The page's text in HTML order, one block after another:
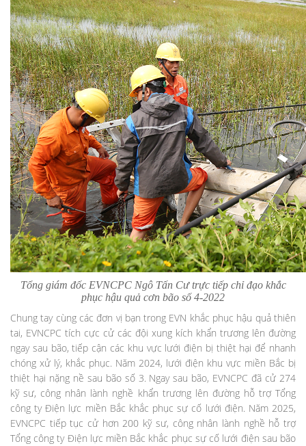
Tổng giám đốc EVNCPC Ngô Tấn Cư trực tiếp chỉ đạo khắc
phục hậu quả cơn bão số 4-2022
Chung tay cùng các đơn vị bạn trong EVN khắc phục hậu quả thiên
tai, EVNCPC tích cực cử các đội xung kích khẩn trương lên đường
ngay sau bão, tiếp cận các khu vực lưới điện bị thiệt hại để nhanh
chóng xử lý, khắc phục. Năm 2024, lưới điện khu vực miền Bắc bị
thiệt hại nặng nề sau bão số 3. Ngay sau bão, EVNCPC đã cử 274
kỹ sư, công nhân lành nghề khẩn trương lên đường hỗ trợ Tổng
công ty Điện lực miền Bắc khắc phục sự cố lưới điện. Năm 2025,
EVNCPC tiếp tục cử hơn 200 kỹ sư, công nhân lành nghề hỗ trợ
Tổng công ty Điện lực miền Bắc khắc phục sự cố lưới điện sau bão